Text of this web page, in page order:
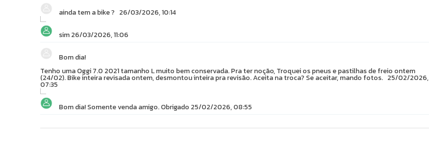
ainda tem a bike ? 26/03/2026, 10:14
sim 26/03/2026, 11:06
Bom dia!
Tenho uma Oggi 7.0 2021 tamanho L muito bem conservada. Pra ter noção, Troquei os pneus e pastilhas de freio ontem
(24/02). Bike inteira revisada ontem, desmontou inteira pra revisão. Aceita na troca? Se aceitar, mando fotos. 25/02/2026,
07:35
Bom dia! Somente venda amigo. Obrigado 25/02/2026, 08:55